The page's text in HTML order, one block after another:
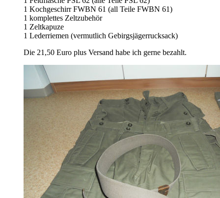
1 Kochgeschirr FWBN 61 (all Teile FWBN 61)
1 komplettes Zeltzubehör
1 Zeltkapuze
1 Lederriemen (vermutlich Gebirgsjägerrucksack)
Die 21,50 Euro plus Versand habe ich gerne bezahlt.